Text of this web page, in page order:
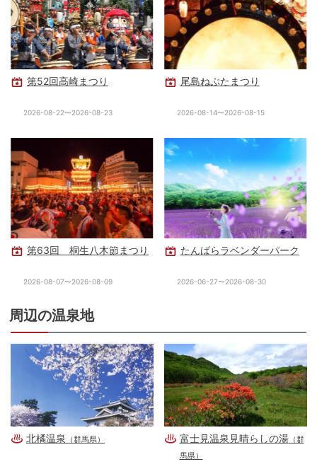
第52回高崎まつり
2026-08-22〜2026-08-23
尾島ねぷたまつり
2026-08-14〜2026-08-15
第63回 桐生八木節まつり
2026-08-07〜2026-08-09
たんばらラベンダーパーク
2026-06-27〜2026-08-30
周辺の温泉地
北橘温泉 （群馬県） 富士見温泉見晴らしの湯（群
馬県）